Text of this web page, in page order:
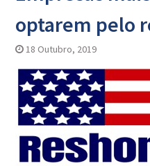
optarem pelo
18 Outubro, 2019